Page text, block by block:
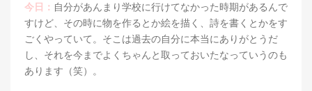
今日： 自分があんまり学校に行けてなかった時期があるんで
すけど、その時に物を作るとか絵を描く、詩を書くとかをす
ごくやっていて。そこは過去の自分に本当にありがとうだ
し、それを今までよくちゃんと取っておいたなっていうのも
あります（笑）。